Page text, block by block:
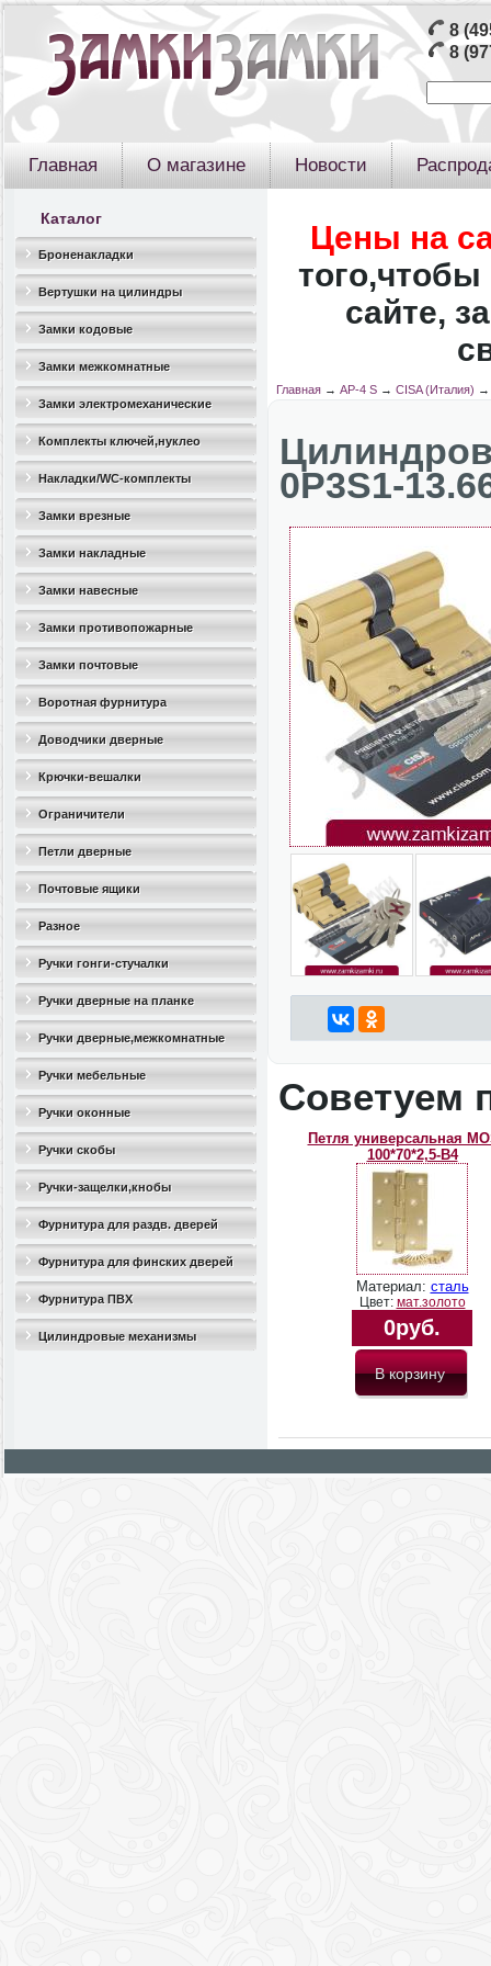
8
8
Главная О магазине Новости
Каталог
Броненакладки
Вертушки на цилиндры
Замки кодовые
Замки межкомнатные
Замки электромеханические
Комплекты ключей,нуклео
Накладки/WC-комплекты
Замки врезные
Замки накладные
Замки навесные
Замки противопожарные
Замки почтовые
Воротная фурнитура
Доводчики дверные
Крючки-вешалки
Ограничители
дверные(стопоры)
Петли дверные
Почтовые ящики
Разное
Ручки гонги-стучалки
Ручки дверные на планке
Ручки дверные,межкомнатные
Ручки мебельные
Ручки оконные
Ручки скобы
Ручки-защелки,кнобы
Фурнитура для раздв. дверей
Фурнитура для финских дверей
Фурнитура ПВХ
Цилиндровые механизмы
Цены на
того,чтобы
сайте,
Главная→ AP-4 S→ CISA (Италия)
0P3S1-
Советуем
Петля универсальная
100*70*2,5-B4
Материал: сталь
Цвет: мат.золото
0руб.